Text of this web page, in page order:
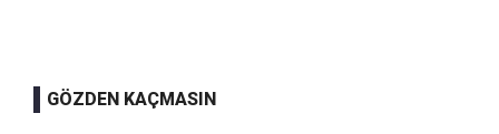
GÖZDEN KAÇMASIN